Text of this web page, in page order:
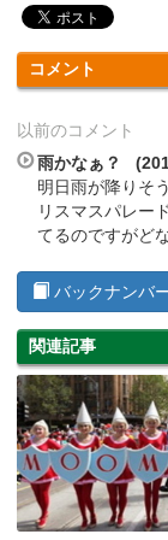
コメント
以前のコメント
雨かなぁ？
明日雨が降りそ
リスマスパレー
てるのですがど
バックナンバ
関連記事